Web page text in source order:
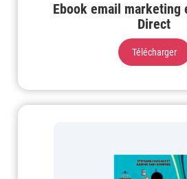
Ebook email marketing
Direct
Télécharger